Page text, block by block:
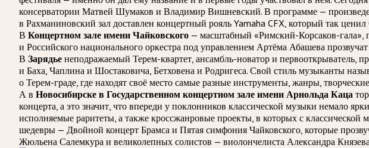
консерватории Матвей Шумаков и Владимир Вишневский. В программе —
в Рахманиновский зал доставлен концертный рояль Yamaha CFX, который так
В Концертном зале имени Чайковского — масштабный «Римский-Корсаков-гала»,
и Российского национального оркестра под управлением Артёма Абашева
В Зарядье неподражаемый Терем-квартет, ансамбль-новатор и первооткрыватель,
и Баха, Чаплина и Шостаковича, Бетховена и Родригеса. Свой стиль музыканты
о Терем-граде, где находят своё место самые разные инструменты, жанры,
А в Новосибирске в Государственном концертном зале имени Арнольда Каца
концерта, а это значит, что впереди у поклонников классической музыки немало
исполняемые раритеты, а также кроссжанровые проекты, в которых с
шедевры — Двойной концерт Брамса и Пятая симфония Чайковского, которые
Жюльена Салемкура и великолепных солистов — виолончелиста Александра